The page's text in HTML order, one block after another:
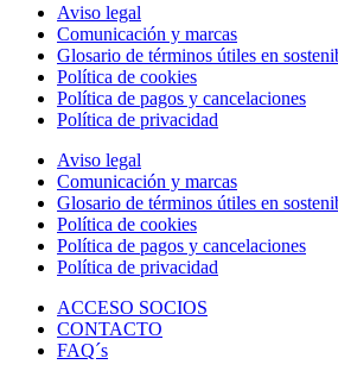
Aviso legal
Comunicación y marcas
Glosario de términos útiles en
Política de cookies
Política de pagos y cancelaciones
Política de privacidad
Aviso legal
Comunicación y marcas
Glosario de términos útiles en
Política de cookies
Política de pagos y cancelaciones
Política de privacidad
ACCESO SOCIOS
CONTACTO
FAQ´s